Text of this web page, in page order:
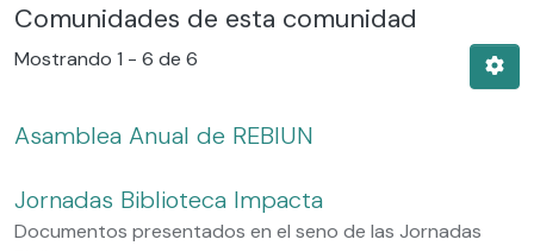
Comunidades de esta comunidad
Mostrando 1 - 6 de 6
Asamblea Anual de REBIUN
Jornadas Biblioteca Impacta
Documentos presentados en el seno de las Jornadas